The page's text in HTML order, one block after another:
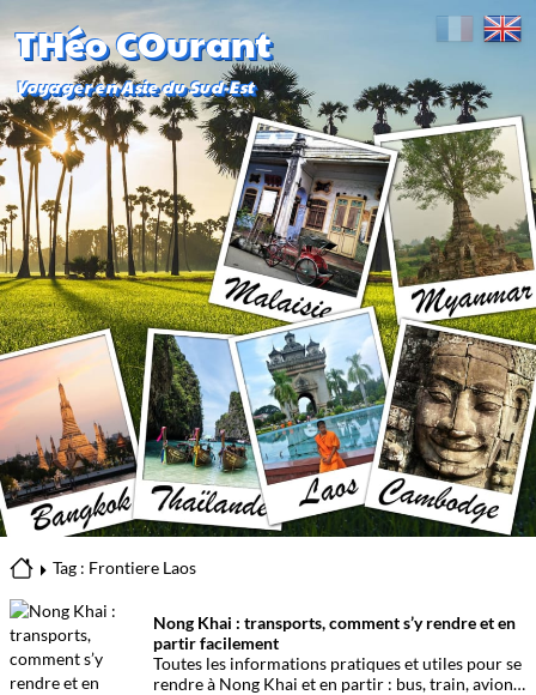
THéo COurant
Voyager en Asie du Sud-Est
Tag : Frontiere Laos
Nong Khai : transports, comment s’y rendre et en
partir facilement
Toutes les informations pratiques et utiles pour se
rendre à Nong Khai et en partir : bus, train, avion,